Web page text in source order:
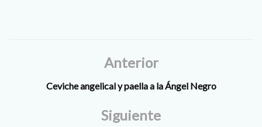
Anterior
Ceviche angelical y paella a la Ángel Negro
Siguiente